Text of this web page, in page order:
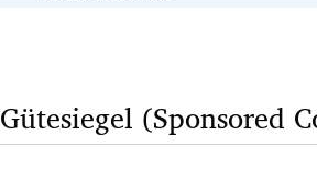
Gütesiegel (Sponsored